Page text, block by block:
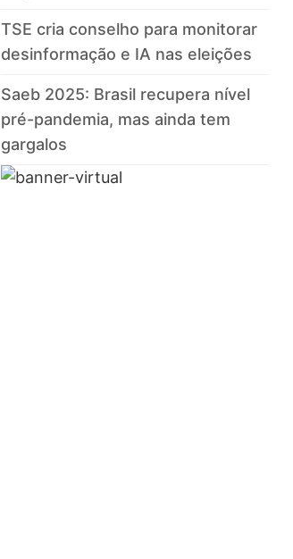
TSE cria conselho para monitorar
desinformação e IA nas eleições
Saeb 2025: Brasil recupera nível
pré-pandemia, mas ainda tem
gargalos